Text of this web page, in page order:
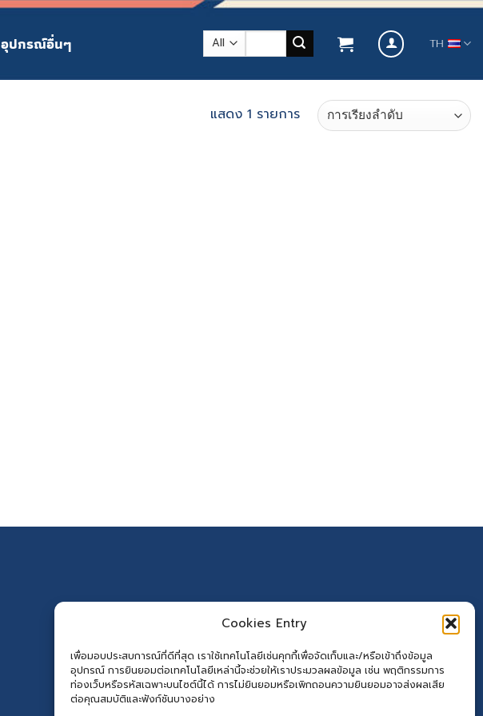
Cookies Entry
เพื่อมอบประสบการณ์ที่ดีที่สุด เราใช้เทคโนโลยีเช่นคุกกี้เพื่อจัดเก็บและ/หรือเข้าถึงข้อมูล
อุปกรณ์ การยินยอมต่อเทคโนโลยีเหล่านี้จะช่วยให้เราประมวลผลข้อมูล เช่น พฤติกรรมการ
ท่องเว็บหรือรหัสเฉพาะบนไซต์นี้ได้ การไม่ยินยอมหรือเพิกถอนความยินยอมอาจส่งผลเสีย
ต่อคุณสมบัติและฟังก์ชันบางอย่าง
อุปกรณ์อื่นๆ TH
แสดง 1 รายการ